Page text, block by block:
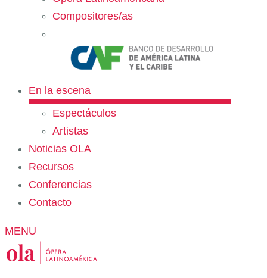
Compositores/as
En la escena
Espectáculos
Artistas
Noticias OLA
Recursos
Conferencias
Contacto
MENU